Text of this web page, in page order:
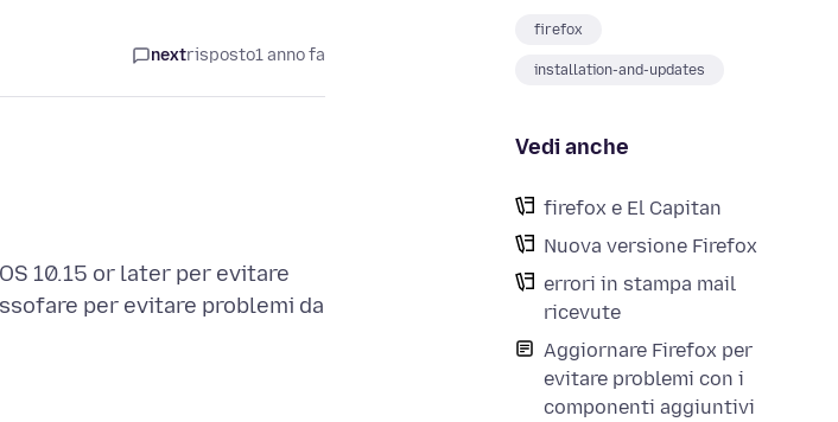
firefox
installation-and-updates
Vedi anche
firefox e El Capitan
Nuova versione Firefox
errori in stampa mail
ricevute
Aggiornare Firefox per
evitare problemi con i
componenti aggiuntivi
nextrisposto1 anno fa
10.15 or later per evitare
per evitare problemi da